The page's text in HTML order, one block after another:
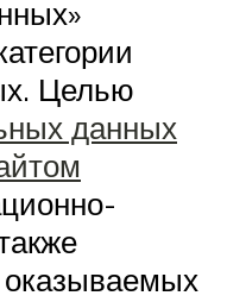
Целью
данных